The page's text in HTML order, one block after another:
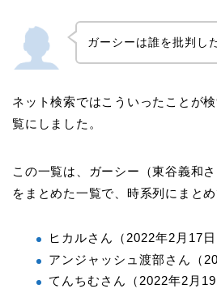
ガーシーは誰を批判し
ネット検索ではこういったことが
覧にしました。
この一覧は、ガーシー（東谷義和
をまとめた一覧で、時系列にまとめ
ヒカルさん（2022年2月17日
アンジャッシュ渡部さん（
てんちむさん（2022年2月19